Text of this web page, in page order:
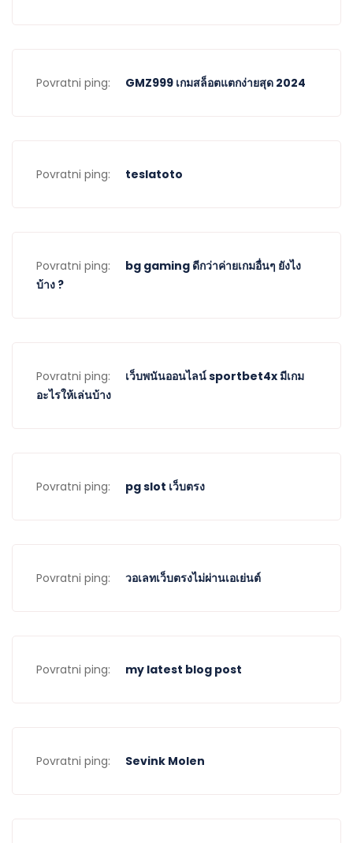
Povratni ping: GMZ999 เกมสล็อตแตกง่ายสุด 2024
Povratni ping: teslatoto
Povratni ping:
bg gaming ดีกว่าค่ายเกมอื่นๆ ยังไง
บ้าง ?
Povratni ping:
เว็บพนันออนไลน์ sportbet4x มีเกม
อะไรให้เล่นบ้าง
Povratni ping: pg slot เว็บตรง
Povratni ping: วอเลทเว็บตรงไม่ผ่านเอเย่นต์
Povratni ping: my latest blog post
Povratni ping: Sevink Molen